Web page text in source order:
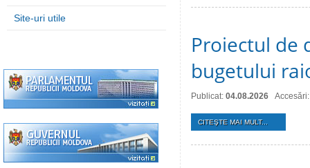
Site-uri utile
Proiectul de
bugetului
Publicat: 04.08.2026
CITEŞTE MAI MULT...